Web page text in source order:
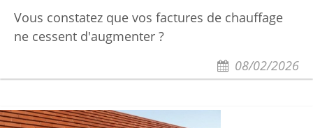
Vous constatez que vos factures de chauffage
ne cessent d'augmenter ?
08/02/2026